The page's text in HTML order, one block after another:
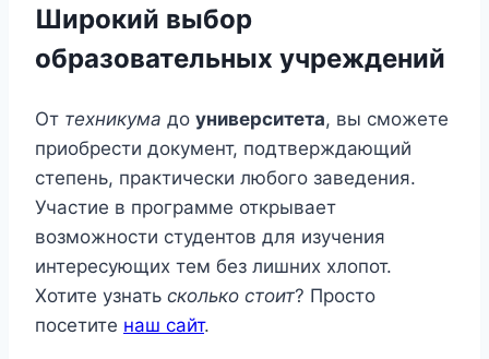
Широкий выбор
образовательных учреждений
От техникума до университета, вы сможете
приобрести документ, подтверждающий
степень, практически любого заведения.
Участие в программе открывает
возможности студентов для изучения
интересующих тем без лишних хлопот.
Хотите узнать сколько стоит? Просто
посетите наш сайт.